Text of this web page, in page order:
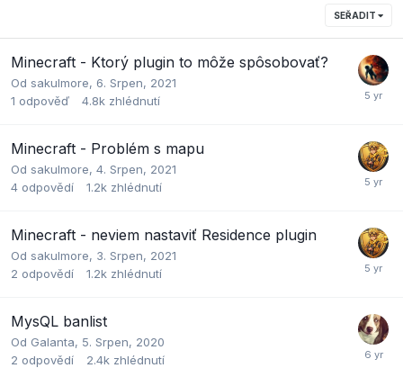
SEŘADIT
Minecraft - Ktorý plugin to môže spôsobovať?
Od sakulmore, 6. Srpen, 2021
1 odpověď 4.8k zhlédnutí
Minecraft - Problém s mapu
Od sakulmore, 4. Srpen, 2021
4 odpovědí 1.2k zhlédnutí
Minecraft - neviem nastaviť Residence plugin
Od sakulmore, 3. Srpen, 2021
2 odpovědí 1.2k zhlédnutí
MysQL banlist
Od Galanta, 5. Srpen, 2020
2 odpovědí 2.4k zhlédnutí